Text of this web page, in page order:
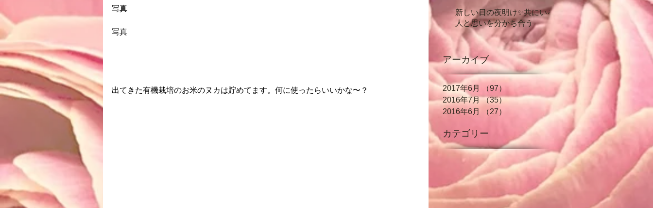
写真
写真
出てきた有機栽培のお米のヌカは貯めてます。何に使ったらいいかな〜？
新しい日の夜明け✨共にいる
人と思いを分かち合う
アーカイブ
2017年6月 （97）97件の記事
2016年7月 （35）35件の記事
2016年6月
（27） 27件の記事
カテゴリー